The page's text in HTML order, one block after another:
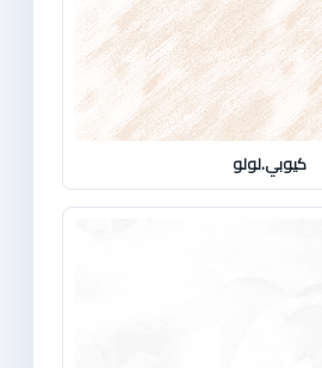
كيوبي.لولو